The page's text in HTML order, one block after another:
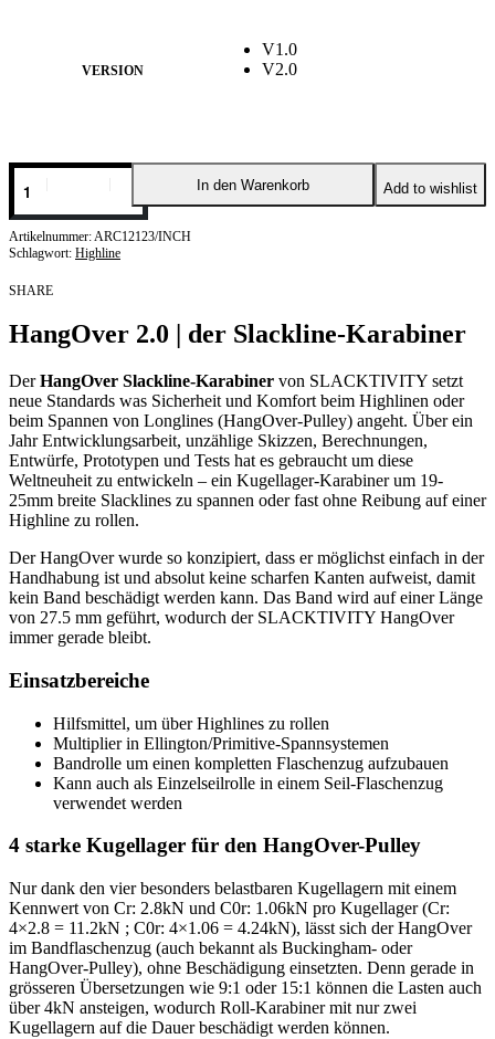
VERSION
V1.0
V2.0
In den Warenkorb Add to wishlist
ARC12123/INCH
Schlagwort: Highline
SHARE
HangOver 2.0 | der Slackline-Karabiner
DerHangOver Slackline-Karabiner von SLACKTIVITY setzt
neue Standards was Sicherheit und Komfort beim Highlinen oder
beim Spannen von Longlines (HangOver-Pulley) angeht. Über ein
Jahr Entwicklungsarbeit, unzählige Skizzen, Berechnungen,
Entwürfe, Prototypen und Tests hat es gebraucht um diese
Weltneuheit zu entwickeln – ein Kugellager-Karabiner um 19-
25mm breite Slacklines zu spannen oder fast ohne Reibung auf einer
Highline zu rollen.
Der HangOver wurde so konzipiert, dass er möglichst einfach in der
Handhabung ist und absolut keine scharfen Kanten aufweist, damit
kein Band beschädigt werden kann. Das Band wird auf einer Länge
von 27.5 mm geführt, wodurch der SLACKTIVITY HangOver
immer gerade bleibt.
Einsatzbereiche
Hilfsmittel, um über Highlines zu rollen
Multiplier in Ellington/Primitive-Spannsystemen
Bandrolle um einen kompletten Flaschenzug aufzubauen
Kann auch als Einzelseilrolle in einem Seil-Flaschenzug
verwendet werden
4 starke Kugellager für den HangOver-Pulley
Nur dank den vier besonders belastbaren Kugellagern mit einem
Kennwert von Cr: 2.8kN und C0r: 1.06kN pro Kugellager (Cr:
4×2.8 = 11.2kN ; C0r: 4×1.06 = 4.24kN), lässt sich der HangOver
im Bandflaschenzug (auch bekannt als Buckingham- oder
HangOver-Pulley), ohne Beschädigung einsetzten. Denn gerade in
grösseren Übersetzungen wie 9:1 oder 15:1 können die Lasten auch
über 4kN ansteigen, wodurch Roll-Karabiner mit nur zwei
Kugellagern auf die Dauer beschädigt werden können.